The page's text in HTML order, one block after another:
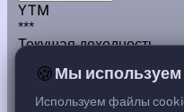
YTM
***
Текущая доходность
G спред
🍪Мы используем
Используем файлы